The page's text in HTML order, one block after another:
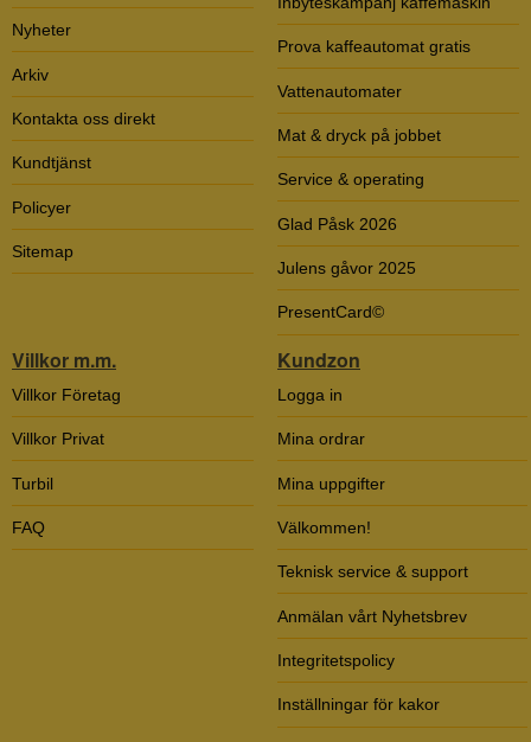
Nyheter
Arkiv
Kontakta oss direkt
Kundtjänst
Policyer
Sitemap
Prova kaffeautomat gratis
Vattenautomater
Mat & dryck på jobbet
Service & operating
Glad Påsk 2026
Julens gåvor 2025
PresentCard©
Villkor m.m.
Villkor Företag
Villkor Privat
Turbil
FAQ
Kundzon
Logga in
Mina ordrar
Mina uppgifter
Välkommen!
Teknisk service & support
Anmälan vårt Nyhetsbrev
Integritetspolicy
Inställningar för kakor